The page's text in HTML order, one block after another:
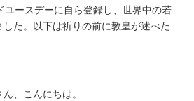
ユースデーに自ら登録し、世界中の若
た。以下は祈りの前に教皇が述べた
、こんにちは。